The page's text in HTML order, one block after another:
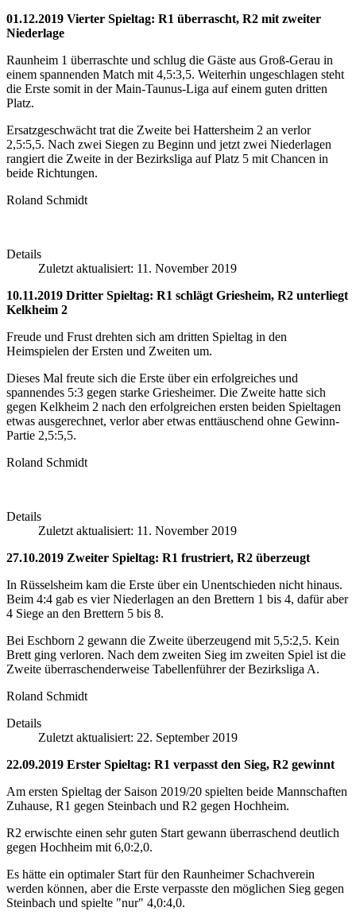
01.12.2019 Vierter Spieltag: R1 überrascht, R2 mit zweiter
Niederlage
Raunheim 1 überraschte und schlug die Gäste aus Groß-Gerau in
einem spannenden Match mit 4,5:3,5. Weiterhin ungeschlagen steht
die Erste somit in der Main-Taunus-Liga auf einem guten dritten
Platz.
Ersatzgeschwächt trat die Zweite bei Hattersheim 2 an verlor
2,5:5,5. Nach zwei Siegen zu Beginn und jetzt zwei Niederlagen
rangiert die Zweite in der Bezirksliga auf Platz 5 mit Chancen in
beide Richtungen.
Roland Schmidt
Details
Zuletzt aktualisiert: 11. November 2019
10.11.2019 Dritter Spieltag: R1 schlägt Griesheim, R2 unterliegt
Kelkheim 2
Freude und Frust drehten sich am dritten Spieltag in den
Heimspielen der Ersten und Zweiten um.
Dieses Mal freute sich die Erste über ein erfolgreiches und
spannendes 5:3 gegen starke Griesheimer. Die Zweite hatte sich
gegen Kelkheim 2 nach den erfolgreichen ersten beiden Spieltagen
etwas ausgerechnet, verlor aber etwas enttäuschend ohne Gewinn-
Partie 2,5:5,5.
Roland Schmidt
Details
Zuletzt aktualisiert: 11. November 2019
27.10.2019 Zweiter Spieltag: R1 frustriert, R2 überzeugt
In Rüsselsheim kam die Erste über ein Unentschieden nicht hinaus.
Beim 4:4 gab es vier Niederlagen an den Brettern 1 bis 4, dafür aber
4 Siege an den Brettern 5 bis 8.
Bei Eschborn 2 gewann die Zweite überzeugend mit 5,5:2,5. Kein
Brett ging verloren. Nach dem zweiten Sieg im zweiten Spiel ist die
Zweite überraschenderweise Tabellenführer der Bezirksliga A.
Roland Schmidt
Details
Zuletzt aktualisiert: 22. September 2019
22.09.2019 Erster Spieltag: R1 verpasst den Sieg, R2 gewinnt
Am ersten Spieltag der Saison 2019/20 spielten beide Mannschaften
Zuhause, R1 gegen Steinbach und R2 gegen Hochheim.
R2 erwischte einen sehr guten Start gewann überraschend deutlich
gegen Hochheim mit 6,0:2,0.
Es hätte ein optimaler Start für den Raunheimer Schachverein
werden können, aber die Erste verpasste den möglichen Sieg gegen
Steinbach und spielte "nur" 4,0:4,0.